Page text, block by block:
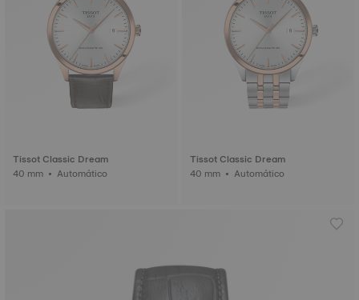
Tissot Classic Dream
40 mm • Automático
Tissot Classic Dream
40 mm • Automático